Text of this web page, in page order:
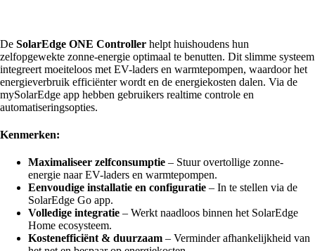
De SolarEdge ONE Controller helpt huishoudens hun
zelfopgewekte zonne-energie optimaal te benutten. Dit slimme systeem
integreert moeiteloos met EV-laders en warmtepompen, waardoor het
energieverbruik efficiënter wordt en de energiekosten dalen. Via de
mySolarEdge app hebben gebruikers realtime controle en
automatiseringsopties.
Kenmerken:
Maximaliseer zelfconsumptie – Stuur overtollige zonne-
energie naar EV-laders en warmtepompen.
Eenvoudige installatie en configuratie – In te stellen via de
SolarEdge Go app.
Volledige integratie – Werkt naadloos binnen het SolarEdge
Home ecosysteem.
Kostenefficiënt & duurzaam – Verminder afhankelijkheid van